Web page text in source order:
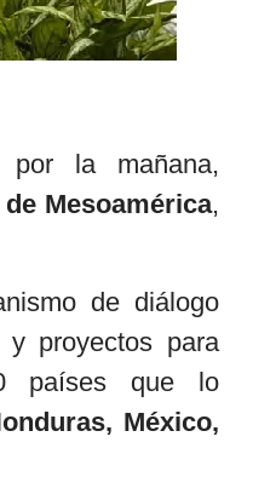
la mañana,
Mesoamérica,
de diálogo
y proyectos para
países que lo
México,